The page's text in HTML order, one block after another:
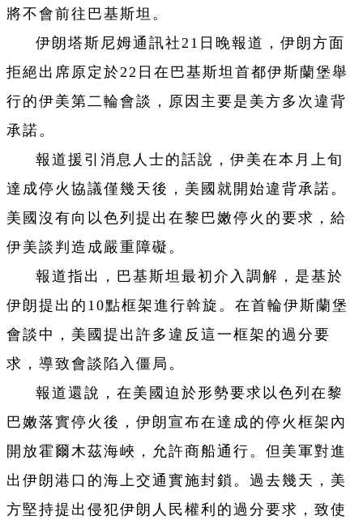
將不會前往巴基斯坦。
伊朗塔斯尼姆通訊社21日晚報道，伊朗方面
拒絕出席原定於22日在巴基斯坦首都伊斯蘭堡舉
行的伊美第二輪會談，原因主要是美方多次違背
承諾。
報道援引消息人士的話說，伊美在本月上旬
達成停火協議僅幾天後，美國就開始違背承諾。
美國沒有向以色列提出在黎巴嫩停火的要求，給
伊美談判造成嚴重障礙。
報道指出，巴基斯坦最初介入調解，是基於
伊朗提出的10點框架進行斡旋。在首輪伊斯蘭堡
會談中，美國提出許多違反這一框架的過分要
求，導致會談陷入僵局。
報道還說，在美國迫於形勢要求以色列在黎
巴嫩落實停火後，伊朗宣布在達成的停火框架內
開放霍爾木茲海峽，允許商船通行。但美軍對進
出伊朗港口的海上交通實施封鎖。過去幾天，美
方堅持提出侵犯伊朗人民權利的過分要求，致使